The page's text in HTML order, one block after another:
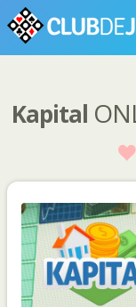
AIDE
PASSEPORT
JOUER
Kapital